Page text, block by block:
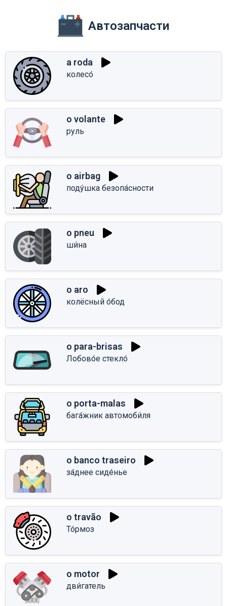
Автозапчасти
a roda
колесо́
o volante
руль
o airbag
поду́шка безопа́сности
o pneu
ши́на
o aro
колёсный о́бод
o para-brisas
Лобово́е стекло́
o porta-malas
бага́жник автомоби́ля
o banco traseiro
за́днее сиде́нье
o travão
То́рмоз
o motor
дви́гатель